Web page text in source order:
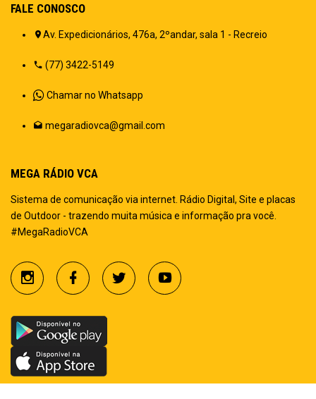
FALE CONOSCO
Av. Expedicionários, 476a, 2ºandar, sala 1 - Recreio
(77) 3422-5149
Chamar no Whatsapp
megaradiovca@gmail.com
MEGA RÁDIO VCA
Sistema de comunicação via internet. Rádio Digital, Site e placas
de Outdoor - trazendo muita música e informação pra você.
#MegaRadioVCA